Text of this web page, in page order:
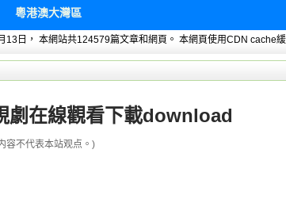
粵港澳大灣區
日， 本網站共124579篇文章和網頁。 本網頁使用CDN cache
劇在線觀看下載download
容不代表本站观点。)